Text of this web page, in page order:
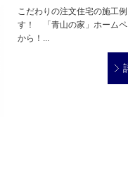
こだわりの注文住宅の施工
す！ 「青山の家」ホーム
から！...